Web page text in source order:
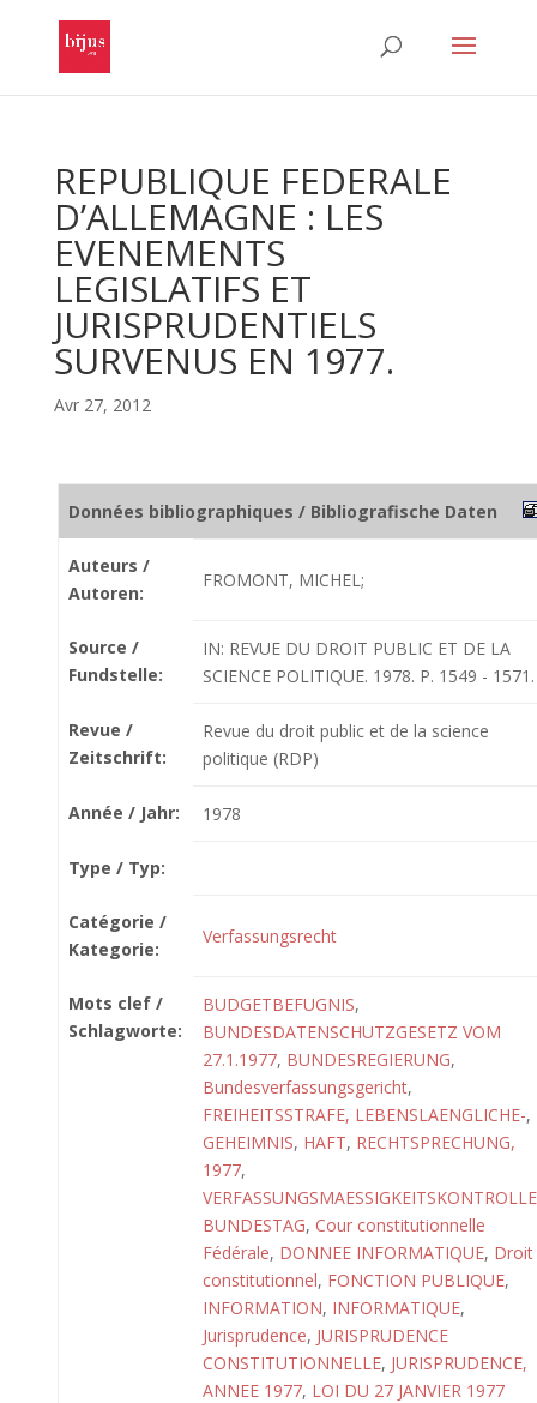
REPUBLIQUE FEDERALE
D’ALLEMAGNE : LES
EVENEMENTS
LEGISLATIFS ET
JURISPRUDENTIELS
SURVENUS EN 1977.
Avr 27, 2012
Données bibliographiques / Bibliografische Daten
Auteurs /
Autoren:
FROMONT, MICHEL;
Source /
Fundstelle:
IN: REVUE DU DROIT PUBLIC ET DE LA
SCIENCE POLITIQUE. 1978. P. 1549 - 1571.
Revue /
Zeitschrift:
Revue du droit public et de la science
politique (RDP)
Année / Jahr: 1978
Type / Typ:
Catégorie /
Kategorie:
Verfassungsrecht
Mots clef /
Schlagworte:
BUDGETBEFUGNIS,
BUNDESDATENSCHUTZGESETZ VOM
27.1.1977, BUNDESREGIERUNG,
Bundesverfassungsgericht,
FREIHEITSSTRAFE, LEBENSLAENGLICHE-,
GEHEIMNIS, HAFT, RECHTSPRECHUNG,
1977,
VERFASSUNGSMAESSIGKEITSKONTROLLE
BUNDESTAG, Cour constitutionnelle
Fédérale, DONNEE INFORMATIQUE, Droit
constitutionnel, FONCTION PUBLIQUE,
INFORMATION, INFORMATIQUE,
Jurisprudence, JURISPRUDENCE
CONSTITUTIONNELLE, JURISPRUDENCE,
ANNEE 1977, LOI DU 27 JANVIER 1977